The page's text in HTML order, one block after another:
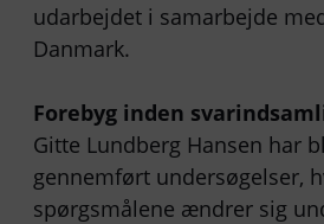
udarbejdet i samarbejde
Danmark.
Forebyg inden
Gitte Lundberg Hansen har
gennemført undersøgelser,
spørgsmålene ændrer sig